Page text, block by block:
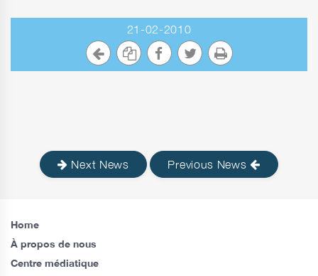
21-02-2010
Next News Previous News
Home
À propos de nous
Centre médiatique